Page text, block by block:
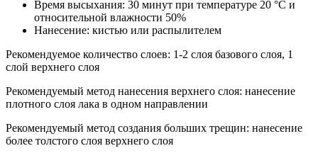
Время высыхания: 30 минут при температуре 20 °C и
относительной влажности 50%
Нанесение: кистью или распылителем
Рекомендуемое количество слоев: 1-2 слоя базового слоя, 1
слой верхнего слоя
Рекомендуемый метод нанесения верхнего слоя: нанесение
плотного слоя лака в одном направлении
Рекомендуемый метод создания больших трещин: нанесение
более толстого слоя верхнего слоя